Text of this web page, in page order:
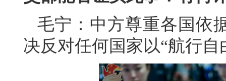
毛宁：中方尊重各国依
决反对任何国家以“航行